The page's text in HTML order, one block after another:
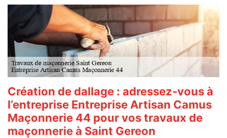
Création de dallage : adressez-vous à
l’entreprise Entreprise Artisan Camus
Maçonnerie 44 pour vos travaux de
maçonnerie à Saint Gereon